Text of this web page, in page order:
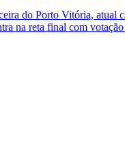
do Porto Vitória, atual
na reta final com